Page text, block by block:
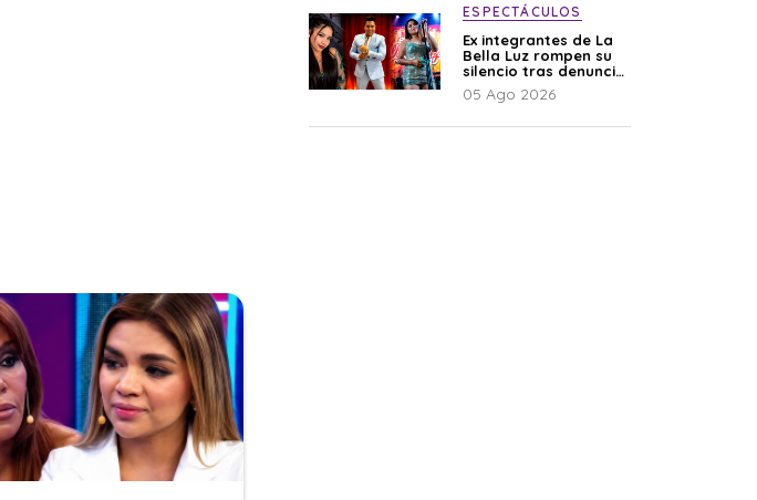
ESPECTÁCULOS
Ex integrantes de La
Bella Luz rompen su
silencio tras denuncia
de Naldy: “Todo el
mundo lo sabía”
05 Ago 2026